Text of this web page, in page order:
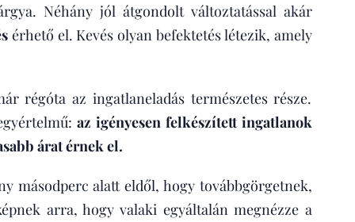
Néhány jól átgondolt változtatással akár
érhető el. Kevés olyan befektetés létezik, amely
régóta az ingatlaneladás természetes része.
az igényesen felkészített ingatlanok
árat érnek el.
másodperc alatt eldől, hogy továbbgörgetnek,
arra, hogy valaki egyáltalán megnézze a